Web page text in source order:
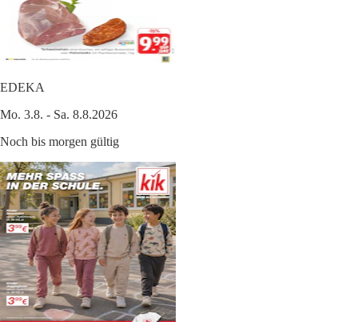
EDEKA
Mo. 3.8. - Sa. 8.8.2026
Noch bis morgen gültig